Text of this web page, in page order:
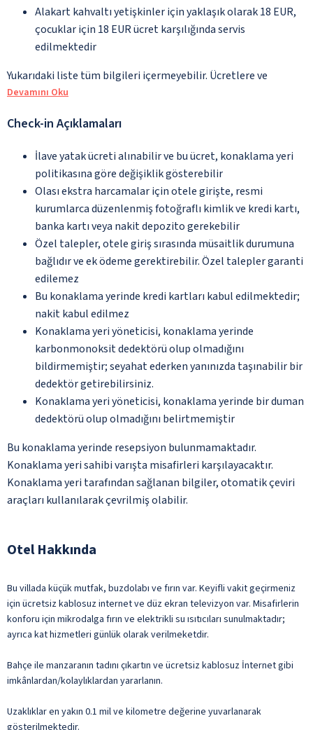
Alakart kahvaltı yetişkinler için yaklaşık olarak 18 EUR,
çocuklar için 18 EUR ücret karşılığında servis
edilmektedir
Yukarıdaki liste tüm bilgileri içermeyebilir. Ücretlere ve
Devamını Oku
Check-in Açıklamaları
İlave yatak ücreti alınabilir ve bu ücret, konaklama yeri
politikasına göre değişiklik gösterebilir
Olası ekstra harcamalar için otele girişte, resmi
kurumlarca düzenlenmiş fotoğraflı kimlik ve kredi kartı,
banka kartı veya nakit depozito gerekebilir
Özel talepler, otele giriş sırasında müsaitlik durumuna
bağlıdır ve ek ödeme gerektirebilir. Özel talepler garanti
edilemez
Bu konaklama yerinde kredi kartları kabul edilmektedir;
nakit kabul edilmez
Konaklama yeri yöneticisi, konaklama yerinde
karbonmonoksit dedektörü olup olmadığını
bildirmemiştir; seyahat ederken yanınızda taşınabilir bir
dedektör getirebilirsiniz.
Konaklama yeri yöneticisi, konaklama yerinde bir duman
dedektörü olup olmadığını belirtmemiştir
Bu konaklama yerinde resepsiyon bulunmamaktadır.
Konaklama yeri sahibi varışta misafirleri karşılayacaktır.
Konaklama yeri tarafından sağlanan bilgiler, otomatik çeviri
araçları kullanılarak çevrilmiş olabilir.
Otel Hakkında
Bu villada küçük mutfak, buzdolabı ve fırın var. Keyifli vakit geçirmeniz
için ücretsiz kablosuz internet ve düz ekran televizyon var. Misafirlerin
konforu için mikrodalga fırın ve elektrikli su ısıtıcıları sunulmaktadır;
ayrıca kat hizmetleri günlük olarak verilmeketdir.
Bahçe ile manzaranın tadını çıkartın ve ücretsiz kablosuz İnternet gibi
imkânlardan/kolaylıklardan yararlanın.
Uzaklıklar en yakın 0.1 mil ve kilometre değerine yuvarlanarak
gösterilmektedir.